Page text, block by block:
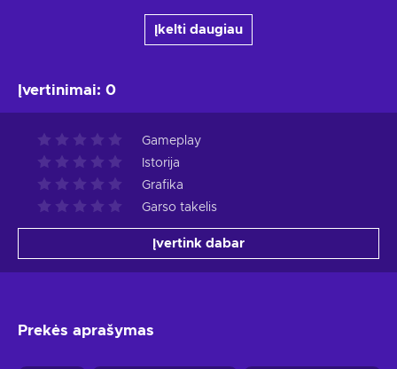
Įkelti daugiau
Įvertinimai: 0
Gameplay
Istorija
Grafika
Garso takelis
Įvertink dabar
Prekės aprašymas